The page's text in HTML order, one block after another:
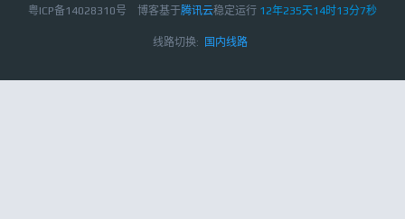
粤ICP备14028310号
博客基于腾讯云稳定运行 12年235天14时13分8秒
线路切换: 国内线路